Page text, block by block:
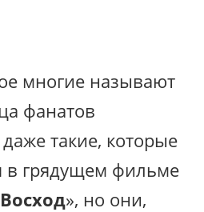
многие называют
фанатов
такие, которые
в грядущем фильме
», но они,